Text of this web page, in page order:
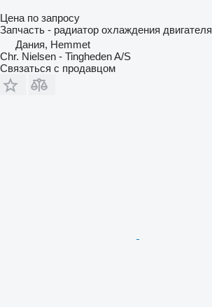
Цена по запросу
Запчасть - радиатор охлаждения двигателя
Дания, Hemmet
Chr. Nielsen - Tingheden A/S
Связаться с продавцом